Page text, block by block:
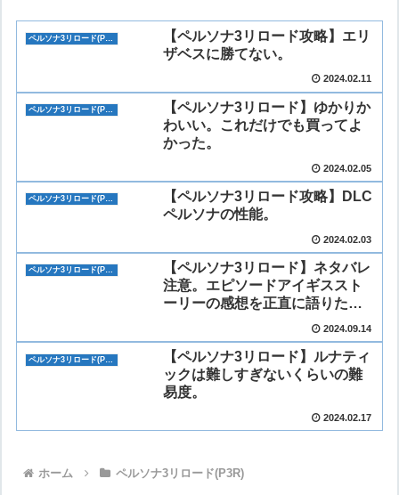
ペルソナ3リロード(P3R)
【ペルソナ3リロード攻略】エリ
ザベスに勝てない。
2024.02.11
ペルソナ3リロード(P3R)
【ペルソナ3リロード】ゆかりか
わいい。これだけでも買ってよ
かった。
2024.02.05
ペルソナ3リロード(P3R)
【ペルソナ3リロード攻略】DLC
ペルソナの性能。
2024.02.03
ペルソナ3リロード(P3R)
【ペルソナ3リロード】ネタバレ
注意。エピソードアイギススト
ーリーの感想を正直に語りた
2024.09.14
ペルソナ3リロード(P3R)
【ペルソナ3リロード】ルナティ
ックは難しすぎないくらいの難
易度。
2024.02.17
ホーム ペルソナ3リロード(P3R)